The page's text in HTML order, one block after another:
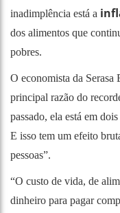
inadimplência está a
dos alimentos que
pobres.
O economista da
principal razão do
passado, ela está em
E isso tem um efeito
pessoas”.
“O custo de vida, de
dinheiro para pagar